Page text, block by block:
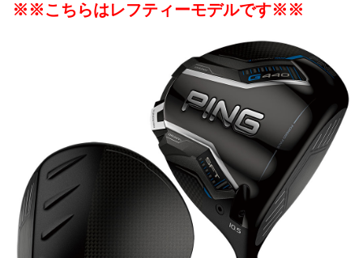
※※こちらはレフティーモデルです※※